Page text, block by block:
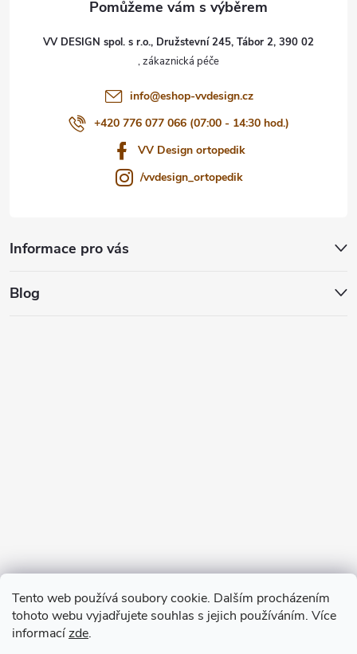
Tento web používá soubory cookie. Dalším procházením
tohoto webu vyjadřujete souhlas s jejich používáním. Více
informacízde.
VV DESIGN spol. s r.o., Družstevní 245, Tábor 2, 390 02
info@eshop-vvdesign.cz
+420 776 077 066 (07:00 - 14:30 hod.)
VV Design ortopedik
/vvdesign_ortopedik
Informace pro vás
Blog